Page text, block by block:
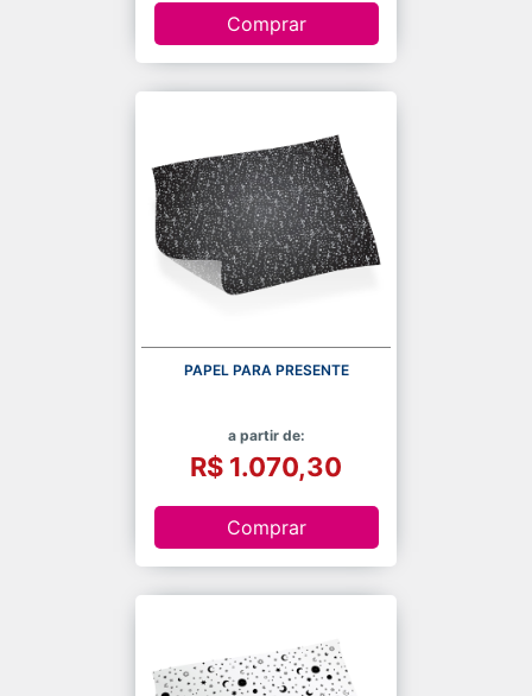
Comprar
PAPEL PARA PRESENTE
a partir de:
R$ 1.070,30
Comprar